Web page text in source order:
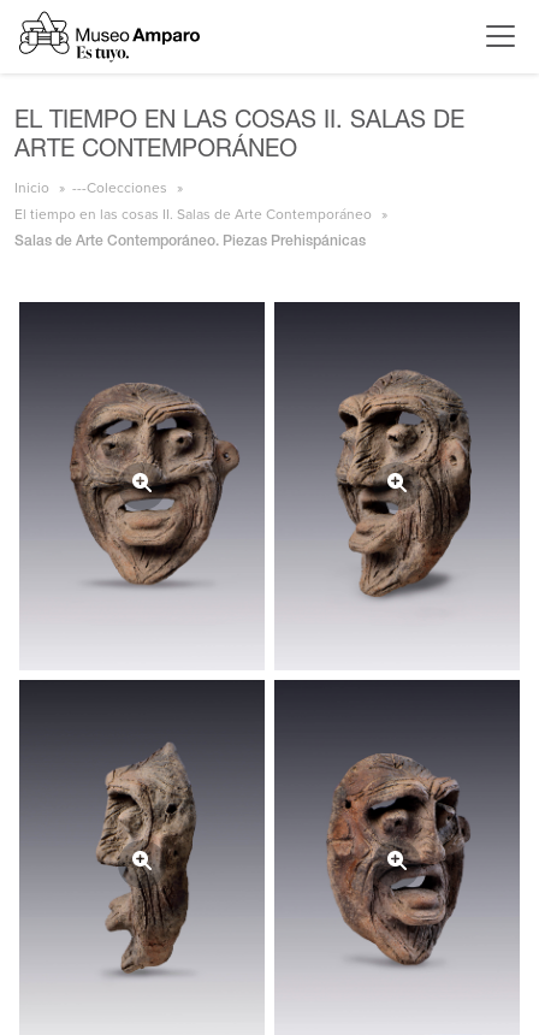
EL TIEMPO EN LAS COSAS II. SALAS DE
ARTE CONTEMPORÁNEO
Inicio
---Colecciones
El tiempo en las cosas II. Salas de Arte Contemporáneo
Salas de Arte Contemporáneo. Piezas Prehispánicas